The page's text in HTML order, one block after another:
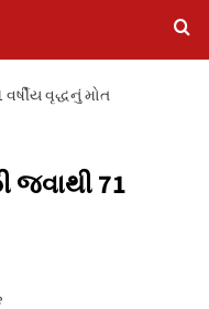
વૃદ્ધનું મોત
જવાથી 71